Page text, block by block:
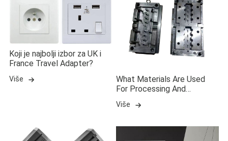
Koji je najbolji izbor za UK i
France Travel Adapter?
Više
What Materials Are Used
For Processing And
Kalupi?
Više